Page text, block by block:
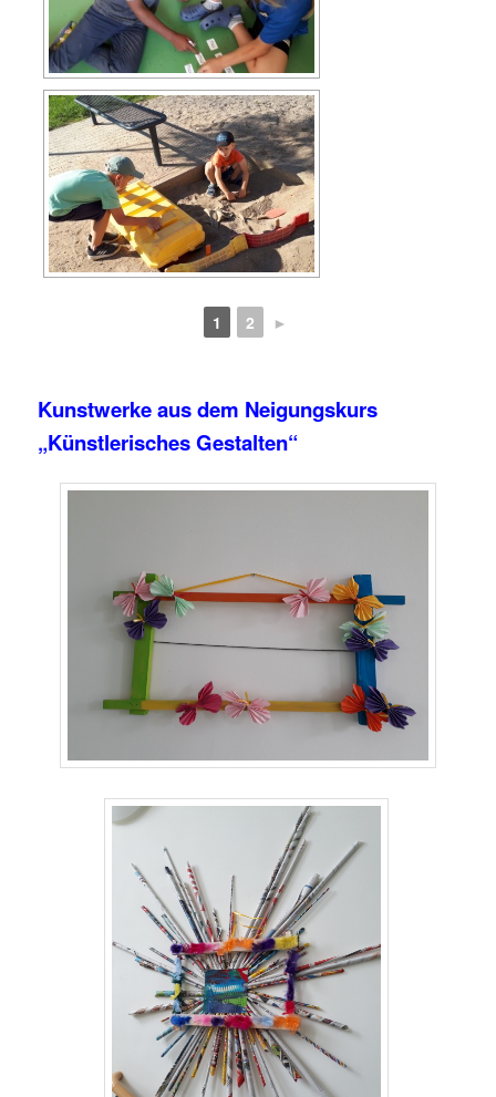
1 2 ►
Kunstwerke aus dem Neigungskurs
„Künstlerisches Gestalten“